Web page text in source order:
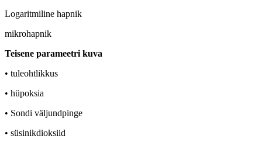
Logaritmiline hapnik
mikrohapnik
Teisene parameetri kuva
• tuleohtlikkus
• hüpoksia
• Sondi väljundpinge
• süsinikdioksiid